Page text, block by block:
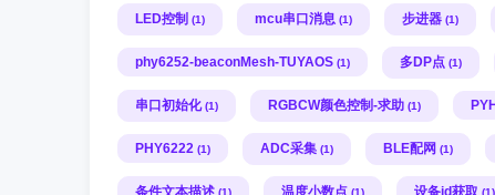
LED控制 (1) mcu串口消息 (1) 步进器 (1)
phy6252-beaconMesh-TUYAOS (1) 多DP点 (1)
串口初始化 (1) RGBCW颜色控制-求助 (1)
PHY6222 (1) ADC采集 (1) BLE配网 (1)
条件文本描述 (1) 温度小数点 (1) 设备id获取 (1)